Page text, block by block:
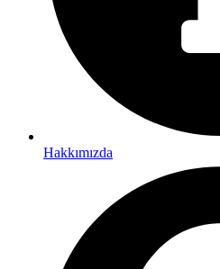
Hakkımızda